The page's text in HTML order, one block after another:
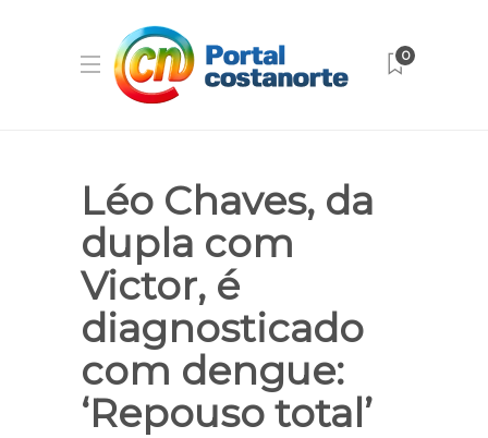
0
Léo Chaves, da
dupla com
Victor, é
diagnosticado
com dengue:
‘Repouso total’